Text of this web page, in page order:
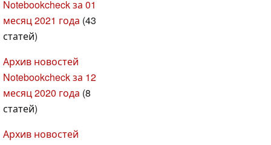
Notebookcheck за 01
месяц 2021 года (43
статей)
Архив новостей
Notebookcheck за 12
месяц 2020 года (8
статей)
Архив новостей